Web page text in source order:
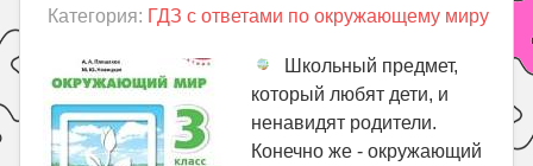
Категория: ГДЗ с ответами по окружающему миру
Школьный предмет,
который любят дети, и
ненавидят родители.
Конечно же - окружающий